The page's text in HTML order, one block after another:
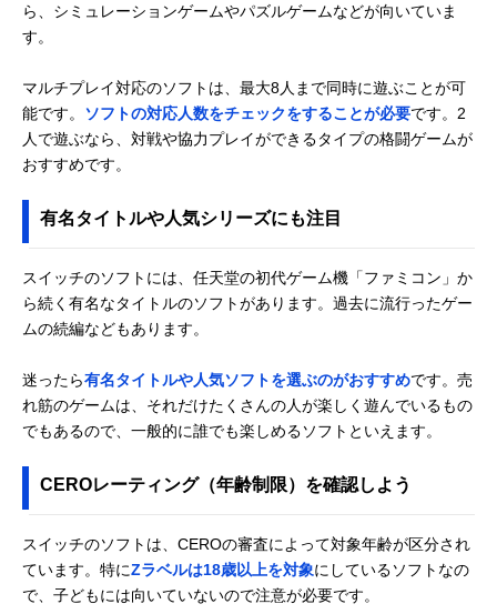
ら、シミュレーションゲームやパズルゲームなどが向いていま
す。
マルチプレイ対応のソフトは、最大8人まで同時に遊ぶことが可
能です。 ソフトの対応人数をチェックをすることが必要です。2
人で遊ぶなら、対戦や協力プレイができるタイプの格闘ゲームが
おすすめです。
有名タイトルや人気シリーズにも注目
スイッチのソフトには、任天堂の初代ゲーム機「ファミコン」か
ら続く有名なタイトルのソフトがあります。過去に流行ったゲー
ムの続編などもあります。
迷ったら有名タイトルや人気ソフトを選ぶのがおすすめです。売
れ筋のゲームは、それだけたくさんの人が楽しく遊んでいるもの
でもあるので、一般的に誰でも楽しめるソフトといえます。
CEROレーティング（年齢制限）を確認しよう
スイッチのソフトは、CEROの審査によって対象年齢が区分され
ています。特にZラベルは18歳以上を対象にしているソフトなの
で、子どもには向いていないので注意が必要です。